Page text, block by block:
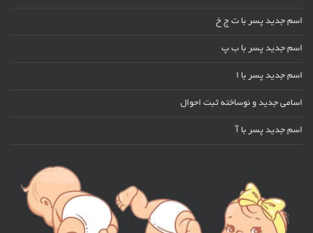
اسم جدید پسر با ت ج خ
اسم جدید پسر با ب پ
اسم جدید پسر با ا
اسامی جدید و نوساخته ثبت احوال
اسم جدید پسر با آ